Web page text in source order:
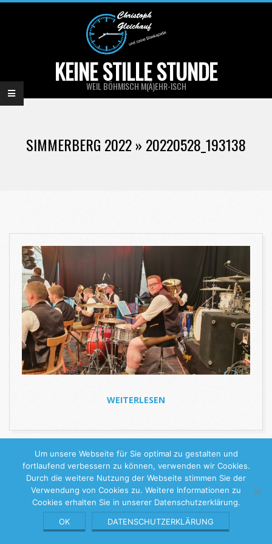
KEINE STILLE STUNDE
WEIL BÖHMISCH M(Ä)EHR-ISCH
Primary
MenuSIMMERBERG 2022 » 20220528_193138
WEITERLESEN
2022-
Keine Stille Stunde© 2026 |Impressum |Datenschutzerklärung
Um unsere Webseite für Sie optimal zu gestalten und
fortlaufend verbessern zu können, verwenden wir Cookies.
Durch die weitere Nutzung der Webseite stimmen Sie der
Verwendung von Cookies zu. Weitere Informationen zu
Cookies erhalten Sie in unserer Datenschutzerklärung.
OK
DATENSCHUTZERKLÄRUNG